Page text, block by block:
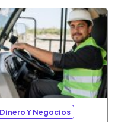
Dinero Y Negocios